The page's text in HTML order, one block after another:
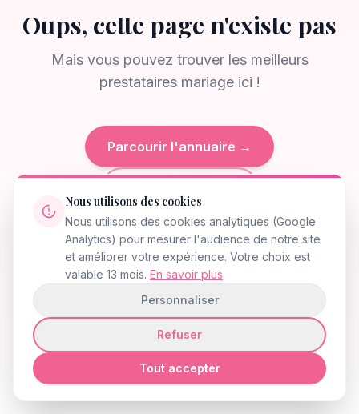
Oups, cette page n'existe pas
Mais vous pouvez trouver les meilleurs
prestataires mariage ici !
Parcourir l'annuaire →
404
Nous utilisons des cookies
Nous utilisons des cookies analytiques (Google
Analytics) pour mesurer l'audience de notre site
et améliorer votre expérience. Votre choix est
valable 13 mois. En savoir plus
Personnaliser
Refuser
Tout accepter